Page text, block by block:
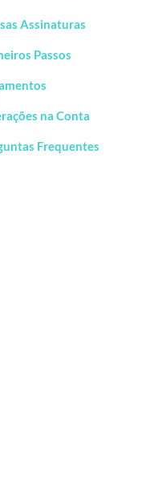
Assinaturas
Passos
na Conta
Frequentes